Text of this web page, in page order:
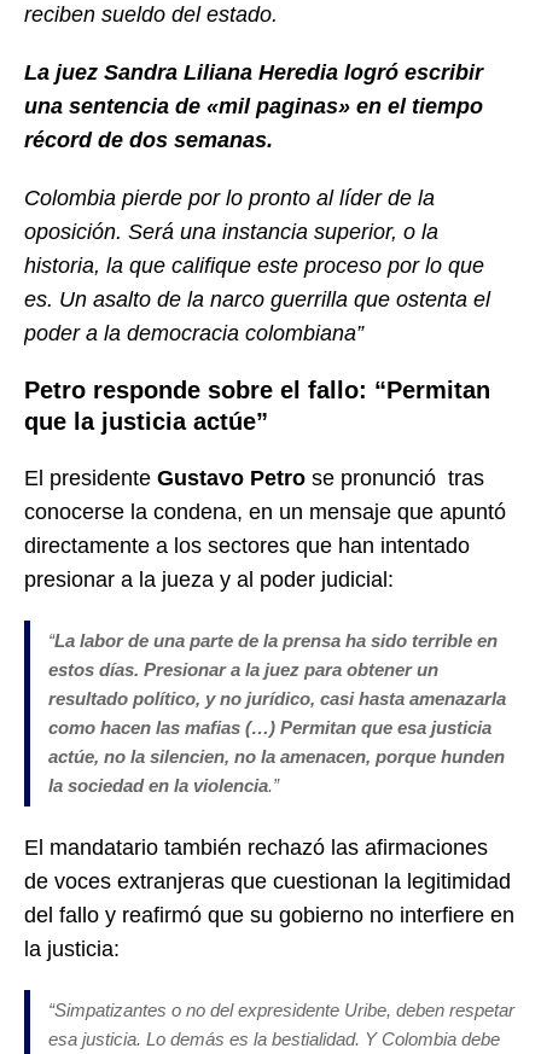
reciben sueldo del estado.
La juez Sandra Liliana Heredia logró escribir
una sentencia de «mil paginas» en el tiempo
récord de dos semanas.
Colombia pierde por lo pronto al líder de la
oposición. Será una instancia superior, o la
historia, la que califique este proceso por lo que
es. Un asalto de la narco guerrilla que ostenta el
poder a la democracia colombiana”
Petro responde sobre el fallo: “Permitan
que la justicia actúe”
El presidente Gustavo Petro se pronunció tras
conocerse la condena, en un mensaje que apuntó
directamente a los sectores que han intentado
presionar a la jueza y al poder judicial:
“La labor de una parte de la prensa ha sido terrible en
estos días. Presionar a la juez para obtener un
resultado político, y no jurídico, casi hasta amenazarla
como hacen las mafias (…) Permitan que esa justicia
actúe, no la silencien, no la amenacen, porque hunden
la sociedad en la violencia.”
El mandatario también rechazó las afirmaciones
de voces extranjeras que cuestionan la legitimidad
del fallo y reafirmó que su gobierno no interfiere en
la justicia:
“Simpatizantes o no del expresidente Uribe, deben respetar
esa justicia. Lo demás es la bestialidad. Y Colombia debe